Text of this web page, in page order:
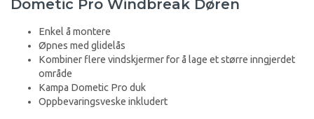
Dometic Pro Windbreak Døren
Enkel å montere
Øpnes med glidelås
Kombiner flere vindskjermer for å lage et større inngjerdet
område
Kampa Dometic Pro duk
Oppbevaringsveske inkludert